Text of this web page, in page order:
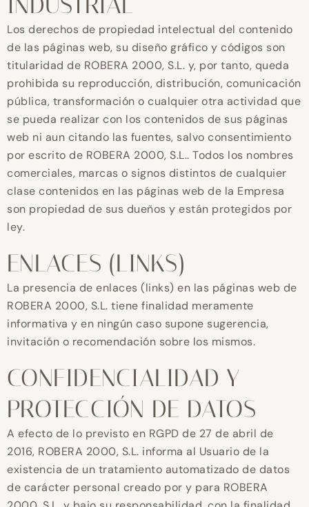
Los derechos de propiedad intelectual del contenido
de las páginas web, su diseño gráfico y códigos son
titularidad de ROBERA 2000, S.L. y, por tanto, queda
prohibida su reproducción, distribución, comunicación
pública, transformación o cualquier otra actividad que
se pueda realizar con los contenidos de sus páginas
web ni aun citando las fuentes, salvo consentimiento
por escrito de ROBERA 2000, S.L.. Todos los nombres
comerciales, marcas o signos distintos de cualquier
clase contenidos en las páginas web de la Empresa
son propiedad de sus dueños y están protegidos por
ley.
ENLACES (LINKS)
La presencia de enlaces (links) en las páginas web de
ROBERA 2000, S.L. tiene finalidad meramente
informativa y en ningún caso supone sugerencia,
invitación o recomendación sobre los mismos.
CONFIDENCIALIDAD Y
PROTECCIÓN DE DATOS
A efecto de lo previsto en RGPD de 27 de abril de
2016, ROBERA 2000, S.L. informa al Usuario de la
existencia de un tratamiento automatizado de datos
de carácter personal creado por y para ROBERA